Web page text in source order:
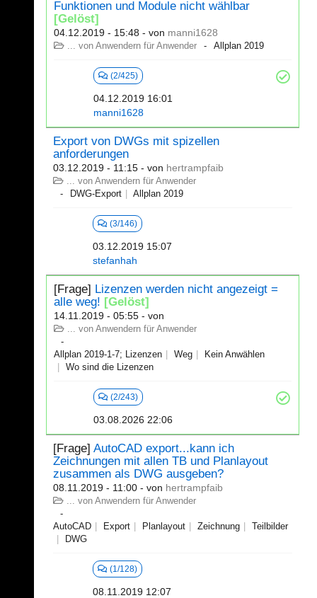
Funktionen und Module nicht wählbar
[Gelöst]
04.12.2019 - 15:48 - von manni1628
... von Anwendern für Anwender Allplan 2019
(2/425)
04.12.2019 16:01
manni1628
Export von DWGs mit spizellen
anforderungen
03.12.2019 - 11:15 - von hertrampfaib
... von Anwendern für Anwender
DWG-Export
Allplan 2019
(3/146)
03.12.2019 15:07
stefanhah
[Frage] Lizenzen werden nicht angezeigt =
alle weg! [Gelöst]
14.11.2019 - 05:55 - von
... von Anwendern für Anwender
Allplan 2019-1-7; Lizenzen Weg
Kein Anwählen
Wo sind die Lizenzen
(2/243)
03.08.2026 22:06
[Frage] AutoCAD export...kann ich
Zeichnungen mit allen TB und Planlayout
zusammen als DWG ausgeben?
08.11.2019 - 11:00 - von hertrampfaib
... von Anwendern für Anwender
AutoCAD Export Planlayout Zeichnung
Teilbilder
DWG
(1/128)
08.11.2019 12:07